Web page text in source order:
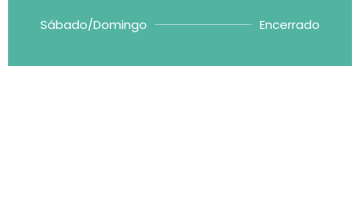
Sábado/Domingo
Encerrado